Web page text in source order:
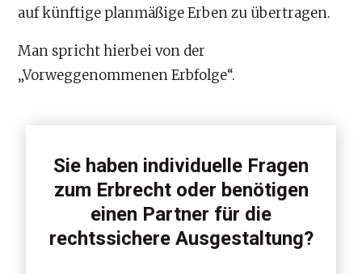
auf künftige planmäßige Erben zu übertragen.
Man spricht hierbei von der
„Vorweggenommenen Erbfolge“.
Sie haben individuelle Fragen
zum Erbrecht oder benötigen
einen Partner für die
rechtssichere Ausgestaltung?